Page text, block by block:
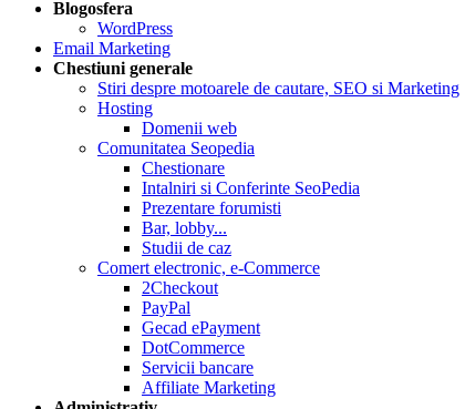
Blogosfera
WordPress
Email Marketing
Chestiuni generale
Stiri despre motoarele de cautare, SEO si Marketing
Hosting
Domenii web
Comunitatea Seopedia
Chestionare
Intalniri si Conferinte SeoPedia
Prezentare forumisti
Bar, lobby...
Studii de caz
Comert electronic, e-Commerce
2Checkout
PayPal
Gecad ePayment
DotCommerce
Servicii bancare
Affiliate Marketing